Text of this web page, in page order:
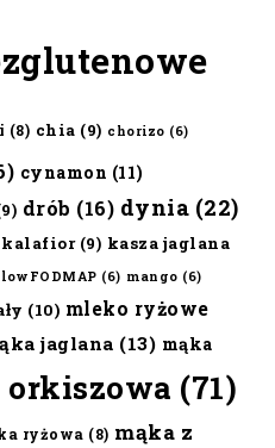
(8) chia (9) chorizo (6)
cynamon (11)
drób (16) dynia (22)
kalafior(9) kasza jaglana
lowFODMAP (6) mango (6)
(10) mleko ryżowe
jaglana (13) mąka
orkiszowa (71)
ryżowa (8) mąka z